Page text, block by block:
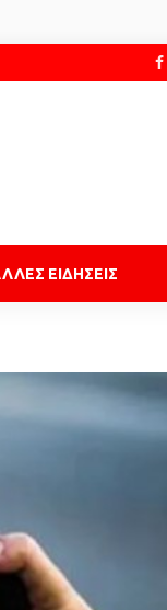
ΕΙΔΗΣΕΙΣ